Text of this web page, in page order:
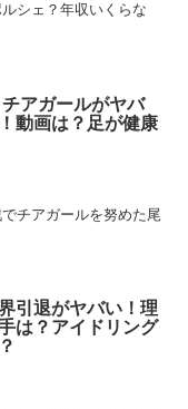
シェ？年収いくらな
アガールがヤバ
動画は？足が健康
チアガールを努めた尾
引退がヤバい！理
は？アイドリング